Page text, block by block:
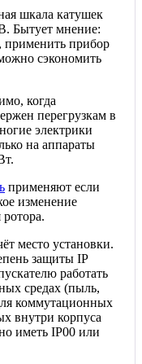
шкала катушек
Бытует мнение:
применить прибор
сэкономить
когда
перегрузкам в
электрики
на аппараты
применяют если
изменение
место установки.
защиты IP
работать
средах (пыль,
коммутационных
внутри корпуса
иметь IP00 или